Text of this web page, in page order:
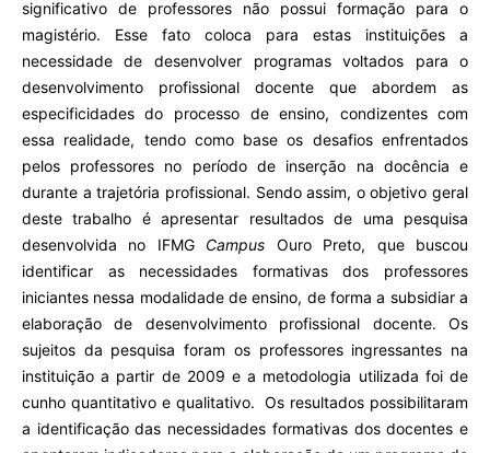
significativo de professores não possui formação para o
magistério. Esse fato coloca para estas instituições a
necessidade de desenvolver programas voltados para o
desenvolvimento profissional docente que abordem as
especificidades do processo de ensino, condizentes com
essa realidade, tendo como base os desafios enfrentados
pelos professores no período de inserção na docência e
durante a trajetória profissional. Sendo assim, o objetivo geral
deste trabalho é apresentar resultados de uma pesquisa
desenvolvida no IFMG Campus Ouro Preto, que buscou
identificar as necessidades formativas dos professores
iniciantes nessa modalidade de ensino, de forma a subsidiar a
elaboração de desenvolvimento profissional docente. Os
sujeitos da pesquisa foram os professores ingressantes na
instituição a partir de 2009 e a metodologia utilizada foi de
cunho quantitativo e qualitativo. Os resultados possibilitaram
a identificação das necessidades formativas dos docentes e